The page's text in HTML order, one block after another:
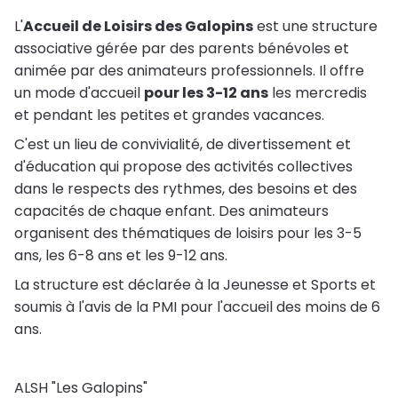
L'Accueil de Loisirs des Galopinsest une structure
associative gérée par des parents bénévoles et
animée par des animateurs professionnels. Il offre
un mode d'accueil pour les 3-12 ans les mercredis
et pendant les petites et grandes vacances.
C'est un lieu de convivialité, de divertissement et
d'éducation qui propose des activités collectives
dans le respects des rythmes, des besoins et des
capacités de chaque enfant. Des animateurs
organisent des thématiques de loisirs pour les 3-5
ans, les 6-8 ans et les 9-12 ans.
La structure est déclarée à la Jeunesse et Sports et
soumis à l'avis de la PMI pour l'accueil des moins de 6
ans.
ALSH "Les Galopins"